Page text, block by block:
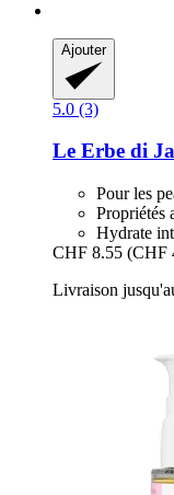
Ajouter
5.0 (3)
Le Erbe di
Pour les
Propriétés
Hydrate
CHF 8.55 (CHF
Livraison